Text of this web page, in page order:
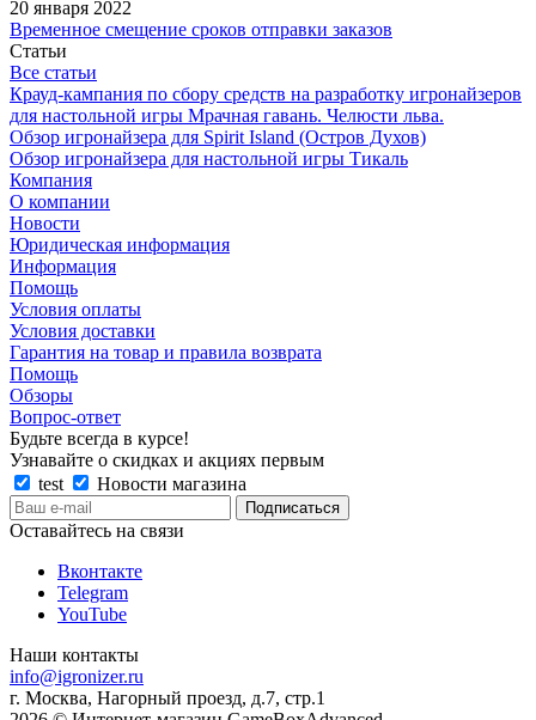
20 января 2022
Временное смещение сроков отправки заказов
Статьи
Все статьи
Крауд-кампания по сбору средств на разработку игронайзеров
для настольной игры Мрачная гавань. Челюсти льва.
Обзор игронайзера для Spirit Island (Остров Духов)
Обзор игронайзера для настольной игры Тикаль
Компания
О компании
Новости
Юридическая информация
Информация
Помощь
Условия оплаты
Условия доставки
Гарантия на товар и правила возврата
Помощь
Обзоры
Вопрос-ответ
Будьте всегда в курсе!
Узнавайте о скидках и акциях первым
test
Новости магазина
Оставайтесь на связи
Вконтакте
Telegram
YouTube
Наши контакты
info@igronizer.ru
г. Москва, Нагорный проезд, д.7, стр.1